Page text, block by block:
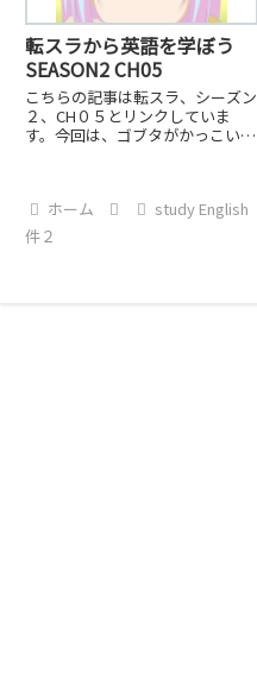
転スラから英語を学ぼう
SEASON2 CH05
こちらの記事は転スラ、シーズン
２、CH０５とリンクしていま
す。今回は、ゴブタがかっこい
よかった。
ホーム study English
件２